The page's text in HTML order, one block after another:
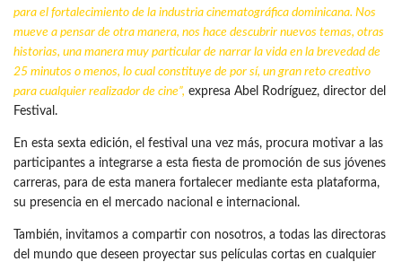
para el fortalecimiento de la industria cinematográfica dominicana. Nos
mueve a pensar de otra manera, nos hace descubrir nuevos temas, otras
historias, una manera muy particular de narrar la vida en la brevedad de
25 minutos o menos, lo cual constituye de por sí, un gran reto creativo
para cualquier realizador de cine”, expresa Abel Rodríguez, director del
Festival.
En esta sexta edición, el festival una vez más, procura motivar a las
participantes a integrarse a esta fiesta de promoción de sus jóvenes
carreras, para de esta manera fortalecer mediante esta plataforma,
su presencia en el mercado nacional e internacional.
También, invitamos a compartir con nosotros, a todas las directoras
del mundo que deseen proyectar sus películas cortas en cualquier